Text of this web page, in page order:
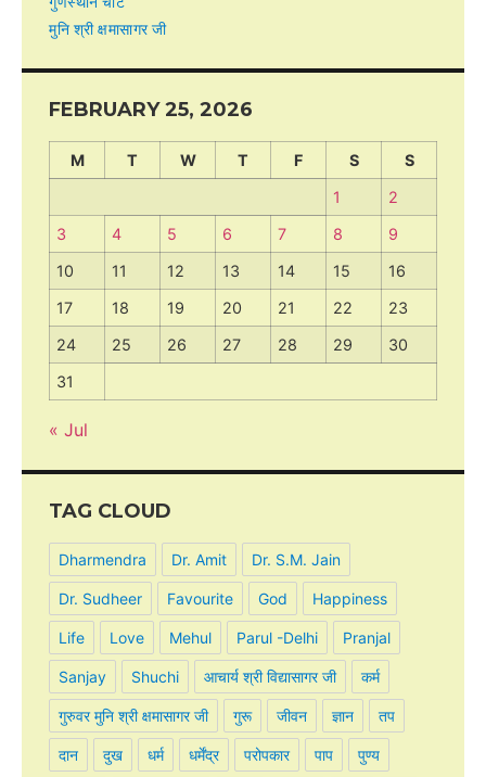
मुनि श्री क्षमासागर जी
FEBRUARY 25, 2026
M T W T F S
S
1
2
3
4 5 6 7 8
9
10
11 12 13 14 15
16
17
18 19 20 21 22
23
24
25 26 27 28 29
30
31
« Jul
TAG CLOUD
Dharmendra Dr. Amit Dr. S.M. Jain
Dr. Sudheer Favourite God Happiness
Life Love Mehul Parul -Delhi Pranjal
Sanjay Shuchi आचार्य श्री विद्यासागर जी कर्म
गुरुवर मुनि श्री क्षमासागर जी गुरू जीवन ज्ञान तप
दान दुख धर्म धर्मेंद्र परोपकार पाप पुण्य